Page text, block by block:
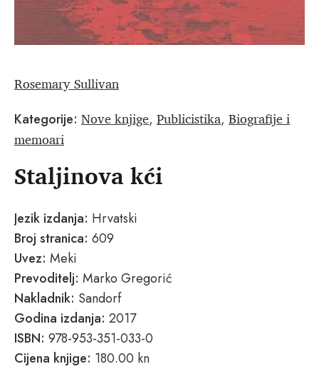
Rosemary Sullivan
Kategorije: Nove knjige, Publicistika, Biografije i
memoari
Staljinova kći
Jezik izdanja: Hrvatski
Broj stranica: 609
Uvez: Meki
Prevoditelj: Marko Gregorić
Nakladnik: Sandorf
Godina izdanja: 2017
ISBN: 978-953-351-033-0
Cijena knjige: 180.00 kn